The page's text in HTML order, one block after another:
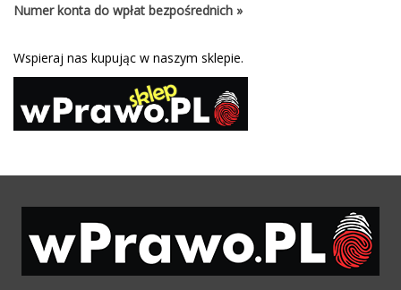
Numer konta do wpłat bezpośrednich »
Wspieraj nas kupując w naszym sklepie.